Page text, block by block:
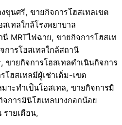
ขุนศรี, ขายกิจการโฮสเทลเขต
เทลใกล้โรงพยาบาล
MRTไฟฉาย, ขายกิจการโฮสเท
ารโฮสเทลใกล้สถานี
ขายกิจการโฮสเทลดำเนินกิจการ
ฮสเทลมีผู้เช่าเต็ม-เขต
าะทำเป็นโฮสเทล, ขายกิจการมิ
การมินิโฮเทลบางกอกน้อย
รายเดือน,